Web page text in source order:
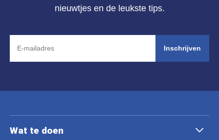
nieuwtjes en de leukste tips.
Inschrijven
Wat te doen